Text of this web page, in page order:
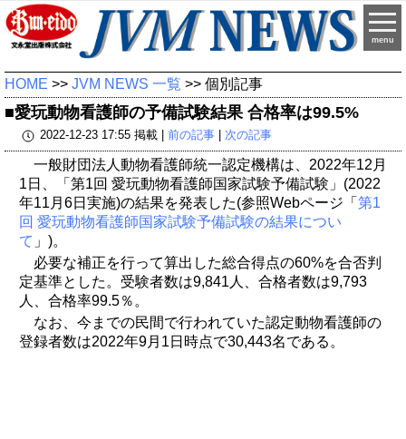
menu
HOME >> JVM NEWS 一覧 >> 個別記事
■愛玩動物看護師の予備試験結果 合格率は99.5%
2022-12-23 17:55 掲載 | 前の記事| 次の記事
一般財団法人動物看護師統一認定機構は、2022年12月
1日、「第1回 愛玩動物看護師国家試験予備試験」(2022
年11月6日実施)の結果を発表した(参照Webページ「 第1
回 愛玩動物看護師国家試験予備試験の結果につい
て 」)。
必要な補正を行って算出した総合得点の60%を合否判
定基準とした。受験者数は9,841人、合格者数は9,793
人、合格率99.5％。
なお、今までの民間で行われていた認定動物看護師の
登録者数は2022年9月1日時点で30,443名である。